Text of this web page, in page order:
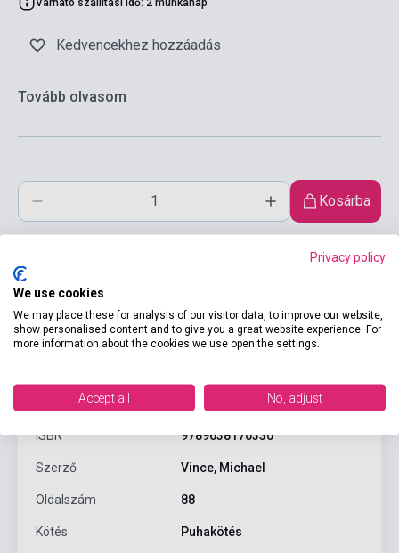
Várható szállítási idő: 2 munkanap
Kedvencekhez hozzáadás
Tovább olvasom
Kosárba
ISBN 9789638170330
Szerző Vince, Michael
Oldalszám 88
Kötés Puhakötés
Privacy policy
We use cookies
We may place these for analysis of our visitor data, to improve our website,
show personalised content and to give you a great website experience. For
more information about the cookies we use open the settings.
Accept all No, adjust